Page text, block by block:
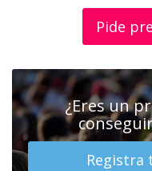
Pide
¿Eres un
Registra